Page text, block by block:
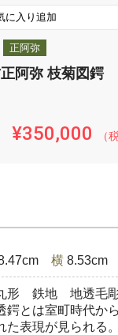
正阿弥
阿弥 枝菊図鍔
¥350,000 （
横8.53cm
形 鉄地 地透毛
鍔とは室町時代か
た表現が見られる